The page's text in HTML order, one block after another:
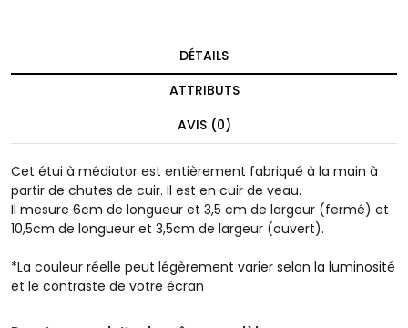
DÉTAILS
ATTRIBUTS
AVIS (0)
Cet étui à médiator est entièrement fabriqué à la main à
partir de chutes de cuir. Il est en cuir de veau.
Il mesure 6cm de longueur et 3,5 cm de largeur (fermé) et
10,5cm de longueur et 3,5cm de largeur (ouvert).
*La couleur réelle peut légèrement varier selon la luminosité
et le contraste de votre écran